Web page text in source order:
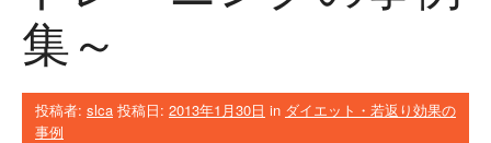
集～
投稿者: slca 投稿日: 2013年1月30日 in ダイエット・若返り効果の
事例